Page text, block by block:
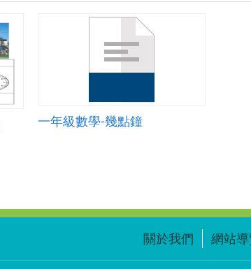
一年級數學-幾點鐘
關於我們 網站